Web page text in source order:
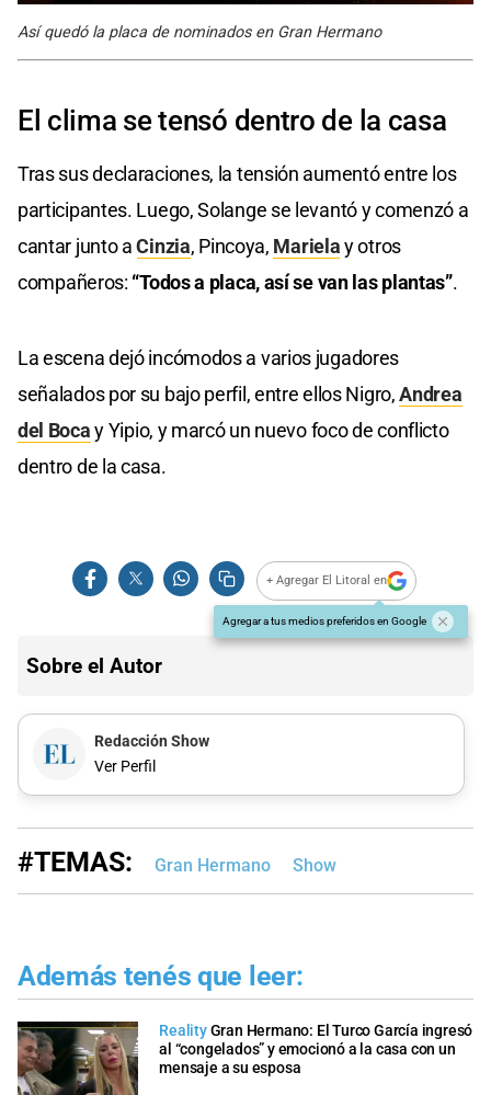
Así quedó la placa de nominados en Gran Hermano
El clima se tensó dentro de la casa
Tras sus declaraciones, la tensión aumentó entre los
participantes. Luego, Solange se levantó y comenzó a
cantar junto aCinzia, Pincoya, Marielay otros
compañeros: “Todos a placa, así se van las plantas”.
La escena dejó incómodos a varios jugadores
señalados por su bajo perfil, entre ellos Nigro,Andrea
del Bocay Yipio, y marcó un nuevo foco de conflicto
dentro de la casa.
+ Agregar El Litoral en
Agregar a tus medios preferidos en Google
Sobre el Autor
Redacción Show
Ver Perfil
#TEMAS: Gran Hermano Show
Además tenés que leer:
RealityGran Hermano: El Turco García ingresó
al “congelados” y emocionó a la casa con un
mensaje a su esposa